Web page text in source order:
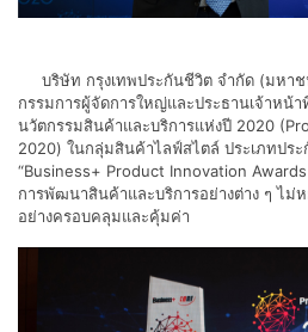
บริษัท กรุงเทพประกันชีวิต จำกัด (มหาช
กรรมการผู้จัดการใหญ่และประธานเจ้าหน้า
นวัตกรรมสินค้าและบริการแห่งปี 2020
2020) ในกลุ่มสินค้าไลฟ์สไตล์ ประเภทปร
“Business+ Product Innovation
การพัฒนาสินค้าและบริการอย่างต่าง ๆ ไม่
อย่างครอบคลุมและคุ้มค่า